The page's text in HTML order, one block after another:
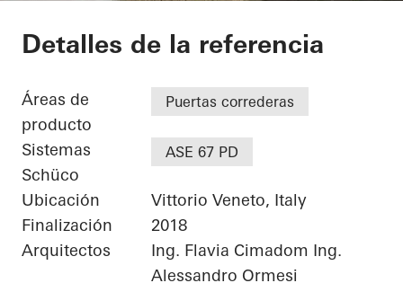
Private Home
Detalles de la referencia
Áreas de
producto
Puertas correderas
Sistemas
Schüco
ASE 67 PD
Ubicación
Vittorio Veneto, Italy
Finalización
2018
Arquitectos
Ing. Flavia Cimadom Ing.
Alessandro Ormesi